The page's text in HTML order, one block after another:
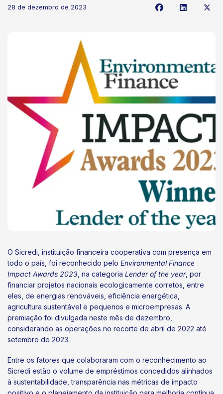
28 de dezembro de 2023
O Sicredi, instituição financeira cooperativa com presença em
todo o país, foi reconhecido pelo Environmental Finance
Impact Awards 2023 , na categoria Lender of the year, por
financiar projetos nacionais ecologicamente corretos, entre
eles, de energias renováveis, eficiência energética,
agricultura sustentável e pequenos e microempresas. A
premiação foi divulgada neste mês de dezembro,
considerando as operações no recorte de abril de 2022 até
setembro de 2023.
Entre os fatores que colaboraram com o reconhecimento ao
Sicredi estão o volume de empréstimos concedidos alinhados
à sustentabilidade, transparência nas métricas de impacto